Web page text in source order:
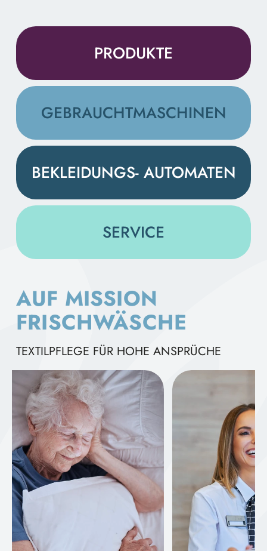
PRODUKTE
GEBRAUCHT­MASCHINEN
BEKLEIDUNGS- AUTOMATEN
SERVICE
AUF MISSION
FRISCHWÄSCHE
TEXTILPFLEGE FÜR HOHE ANSPRÜCHE